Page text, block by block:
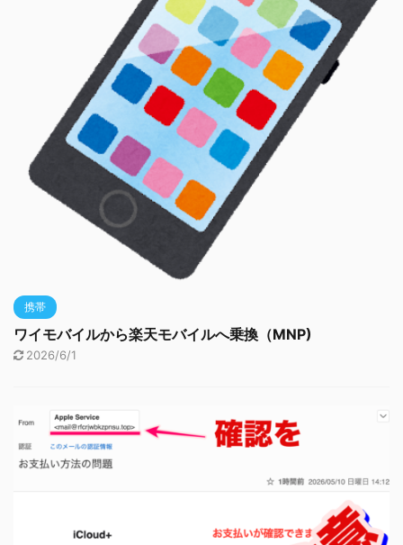
携帯
ワイモバイルから楽天モバイルへ乗換（MNP)
2026/6/1